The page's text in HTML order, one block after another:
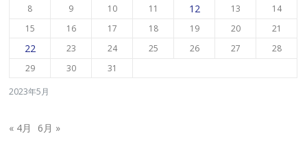
2023年5月
8 9 10 11 12 13
14
15
16 17 18 19 20 21
22 23 24 25 26 27
28
29
30 31
« 4月 6月 »